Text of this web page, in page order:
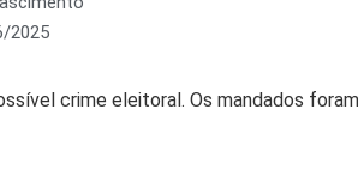
2025
crime eleitoral. Os mandados